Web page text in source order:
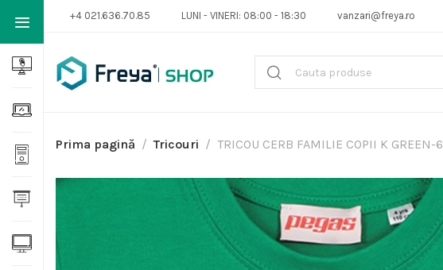
+4 021.636.70.85 LUNI - VINERI: 08:00 - 18:30 vanzari@freya.ro
Prima pagină Tricouri TRICOU CERB FAMILIE COPII K GREEN-6